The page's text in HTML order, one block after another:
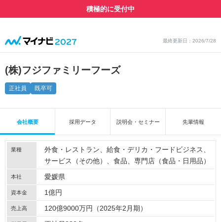
最終更新日：2026/7/28
(株)フジファミリーフーズ
正社員 既卒可
積極的に受付中
会社概要 採用データ 説明会・セミナー 先輩情報
業種 外食・レストラン
給食・デリカ・フードビジネス
サービス（その他）
食品 専門店（食品・日用品）
本社 愛媛県
資本金 1億円
売上高 120億9000万円（2025年2月期）